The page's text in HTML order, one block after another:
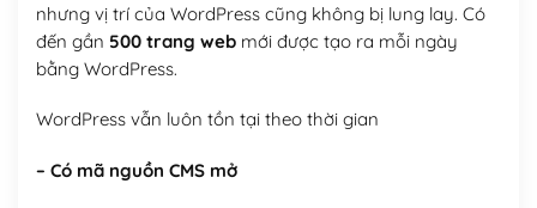
nhưng vị trí của WordPress cũng không bị lung lay. Có
đến gần 500 trang webmới được tạo ra mỗi ngày
bằng WordPress.
WordPress vẫn luôn tồn tại theo thời gian
– Có mã nguồn CMS mở